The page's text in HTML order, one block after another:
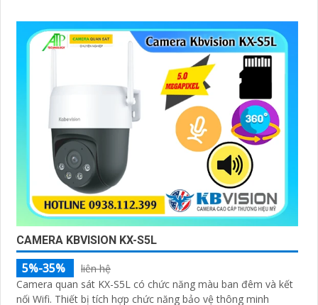
CAMERA KBVISION KX-S5L
5%-35%
liên hệ
Camera quan sát KX-S5L có chức năng màu ban đêm và kết
nối Wifi. Thiết bị tích hợp chức năng bảo vệ thông minh